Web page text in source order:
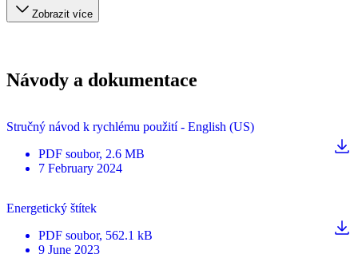
Zobrazit více
Návody a dokumentace
Stručný návod k rychlému použití - English (US)
PDF soubor, 2.6 MB
7 February 2024
Energetický štítek
PDF soubor, 562.1 kB
9 June 2023